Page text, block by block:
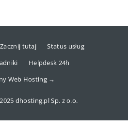
Zacznij tutaj
Status usług
Helpdesk 24h
Web Hosting →
dhosting.pl Sp. z o.o.